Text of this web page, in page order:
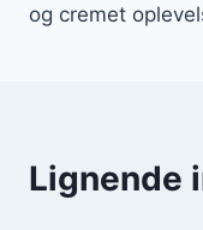
og cremet
Lignende